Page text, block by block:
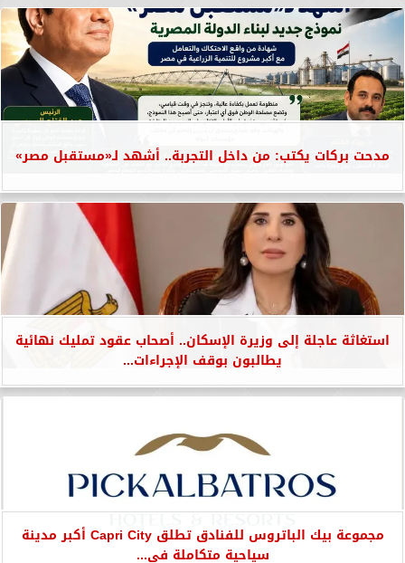
مدحت بركات يكتب: من داخل التجربة.. أشهد لـ«مستقبل مصر»
استغاثة عاجلة إلى وزيرة الإسكان.. أصحاب عقود تمليك نهائية
يطالبون بوقف الإجراءات...
مجموعة بيك الباتروس للفنادق تطلق Capri City أكبر مدينة
سياحية متكاملة في...